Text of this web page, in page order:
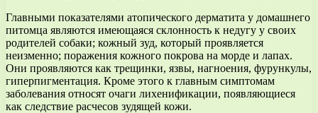
Главными показателями атопического дерматита у домашнего
питомца являются имеющаяся склонность к недугу у своих
родителей собаки; кожный зуд, который проявляется
неизменно; поражения кожного покрова на морде и лапах.
Они проявляются как трещинки, язвы, нагноения, фурункулы,
гиперпигментация. Кроме этого к главным симптомам
заболевания относят очаги лихенификации, появляющиеся
как следствие расчесов зудящей кожи.